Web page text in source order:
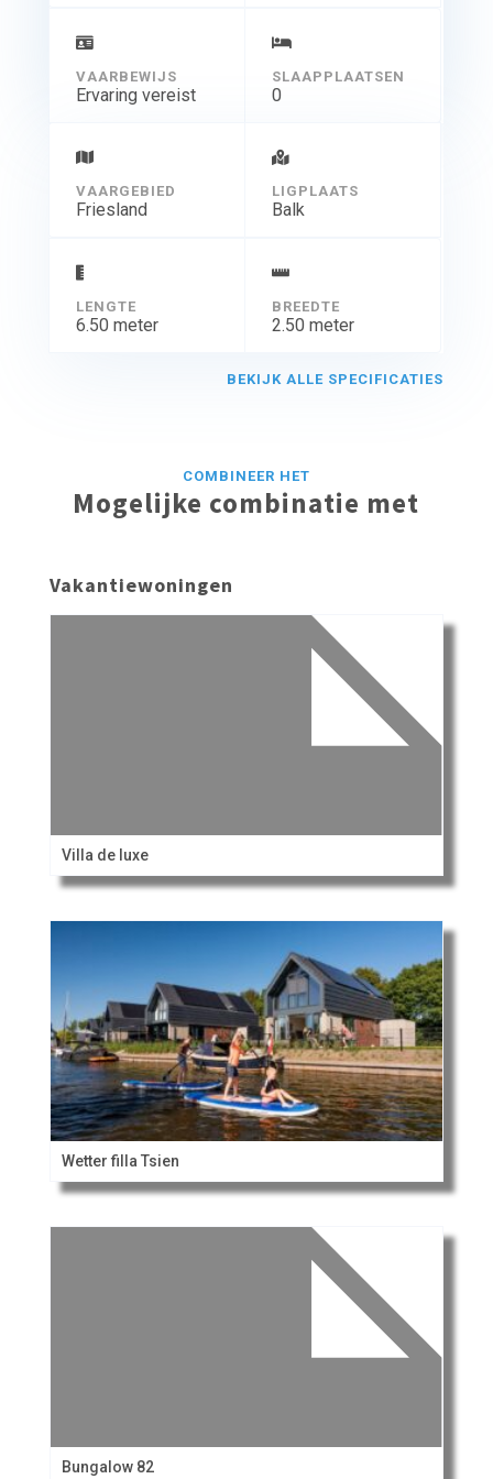
VAARBEWIJS
Ervaring vereist
SLAAPPLAATSEN
0
VAARGEBIED
Friesland
LIGPLAATS
Balk
LENGTE
6.50 meter
BREEDTE
2.50 meter
BEKIJK ALLE SPECIFICATIES
COMBINEER HET
Mogelijke combinatie met
Vakantiewoningen
Villa de luxe
Wetter filla Tsien
Bungalow 82